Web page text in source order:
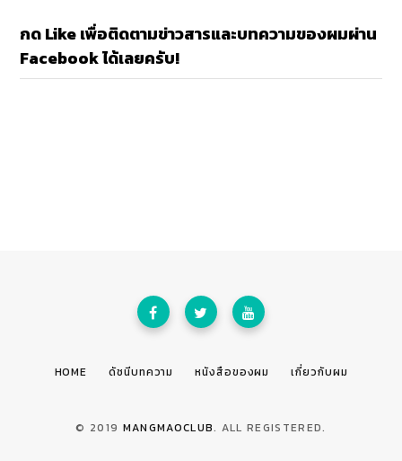
กด Like เพื่อติดตามข่าวสารและบทความของผมผ่าน
Facebook ได้เลยครับ!
HOME ดัชนีบทความ หนังสือของผม เกี่ยวกับผม
© 2019 MANGMAOCLUB. ALL REGISTERED.